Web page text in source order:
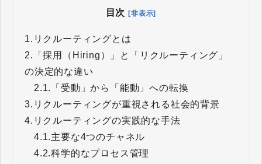
目次 [非表示]
1. リクルーティングとは
2. 「採用（Hiring）」と「リクルーティング」
の決定的な違い
2.1.
「受動」から「能動」への転換
3. リクルーティングが重視される社会的背景
4. リクルーティングの実践的な手法
4.1.主要な4つのチャネル
4.2.科学的なプロセス管理